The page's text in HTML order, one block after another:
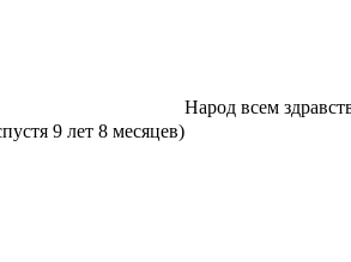
9 лет 8 месяцев)
Народ всем